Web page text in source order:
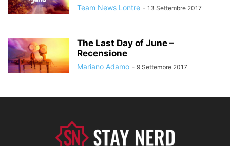
Team News Lontre - 13 Settembre 2017
The Last Day of June –
Recensione
Mariano Adamo - 9 Settembre 2017